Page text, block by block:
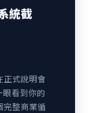
統截
正式說明會
看到你的
完整商業循